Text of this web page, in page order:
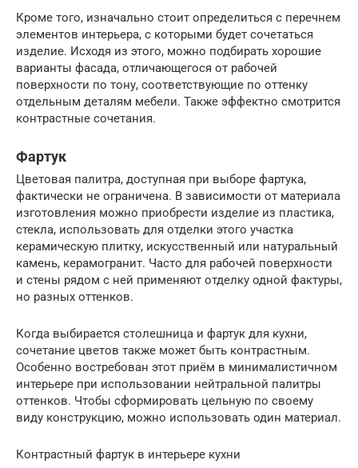
Кроме того, изначально стоит определиться с перечнем
элементов интерьера, с которыми будет сочетаться
изделие. Исходя из этого, можно подбирать хорошие
варианты фасада, отличающегося от рабочей
поверхности по тону, соответствующие по оттенку
отдельным деталям мебели. Также эффектно смотрится
контрастные сочетания.
Фартук
Цветовая палитра, доступная при выборе фартука,
фактически не ограничена. В зависимости от материала
изготовления можно приобрести изделие из пластика,
стекла, использовать для отделки этого участка
керамическую плитку, искусственный или натуральный
камень, керамогранит. Часто для рабочей поверхности
и стены рядом с ней применяют отделку одной фактуры,
но разных оттенков.
Когда выбирается столешница и фартук для кухни,
сочетание цветов также может быть контрастным.
Особенно востребован этот приём в минималистичном
интерьере при использовании нейтральной палитры
оттенков. Чтобы сформировать цельную по своему
виду конструкцию, можно использовать один материал.
Контрастный фартук в интерьере кухни